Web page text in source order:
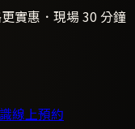
實惠．現場 30 分鐘
線上預約